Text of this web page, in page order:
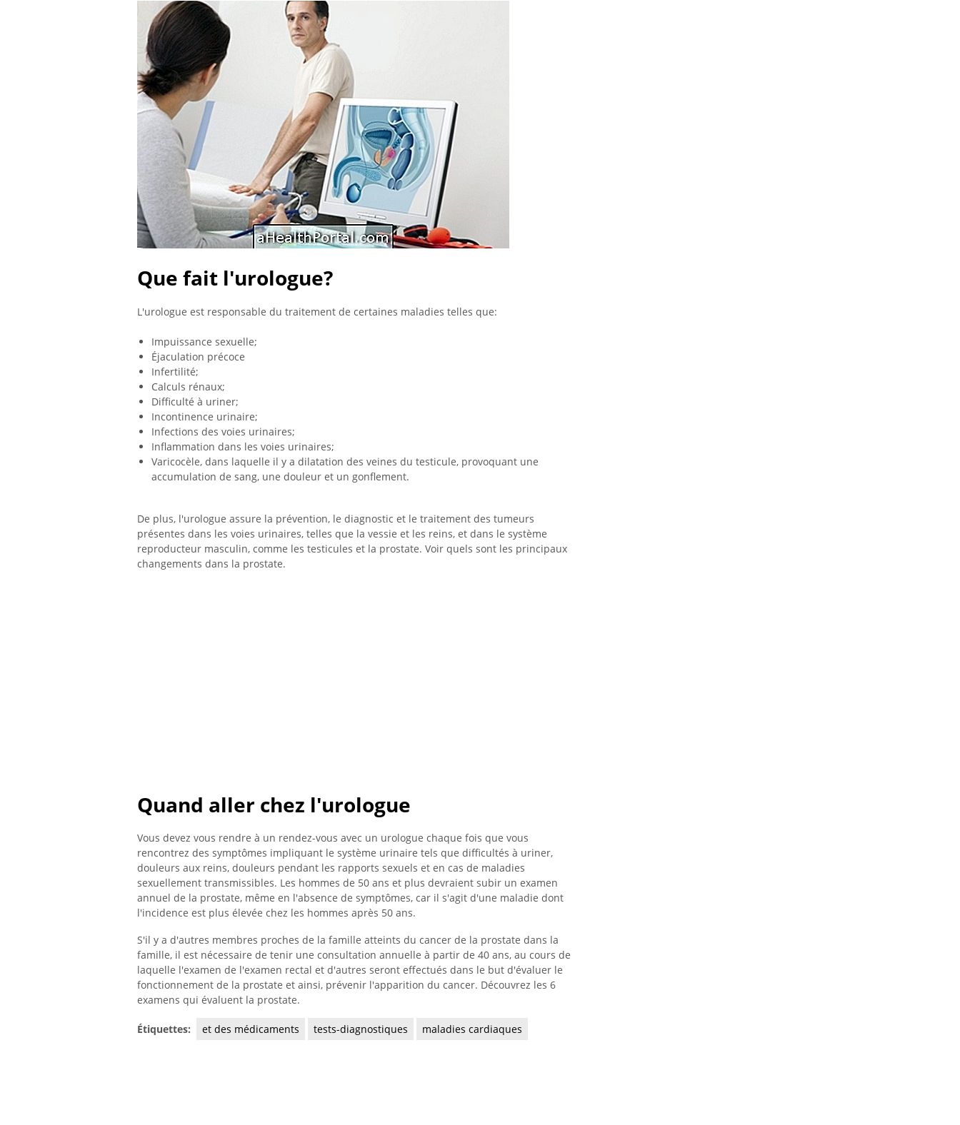
Que fait l'urologue?
L'urologue est responsable du traitement de certaines maladies telles que:
Impuissance sexuelle;
Éjaculation précoce
Infertilité;
Calculs rénaux;
Difficulté à uriner;
Incontinence urinaire;
Infections des voies urinaires;
Inflammation dans les voies urinaires;
Varicocèle, dans laquelle il y a dilatation des veines du testicule, provoquant une
accumulation de sang, une douleur et un gonflement.
De plus, l'urologue assure la prévention, le diagnostic et le traitement des tumeurs
présentes dans les voies urinaires, telles que la vessie et les reins, et dans le système
reproducteur masculin, comme les testicules et la prostate. Voir quels sont les principaux
changements dans la prostate.
Quand aller chez l'urologue
Vous devez vous rendre à un rendez-vous avec un urologue chaque fois que vous
rencontrez des symptômes impliquant le système urinaire tels que difficultés à uriner,
douleurs aux reins, douleurs pendant les rapports sexuels et en cas de maladies
sexuellement transmissibles. Les hommes de 50 ans et plus devraient subir un examen
annuel de la prostate, même en l'absence de symptômes, car il s'agit d'une maladie dont
l'incidence est plus élevée chez les hommes après 50 ans.
S'il y a d'autres membres proches de la famille atteints du cancer de la prostate dans la
famille, il est nécessaire de tenir une consultation annuelle à partir de 40 ans, au cours de
laquelle l'examen de l'examen rectal et d'autres seront effectués dans le but d'évaluer le
fonctionnement de la prostate et ainsi, prévenir l'apparition du cancer. Découvrez les 6
examens qui évaluent la prostate.
Étiquettes: et des médicaments tests-diagnostiques maladies cardiaques